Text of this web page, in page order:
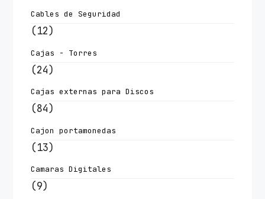
Cables de Seguridad
(12)
Cajas - Torres
(24)
Cajas externas para Discos
(84)
Cajon portamonedas
(13)
Camaras Digitales
(9)